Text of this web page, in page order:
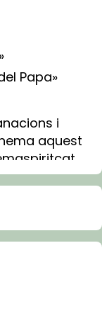
Papa»
i
aquest